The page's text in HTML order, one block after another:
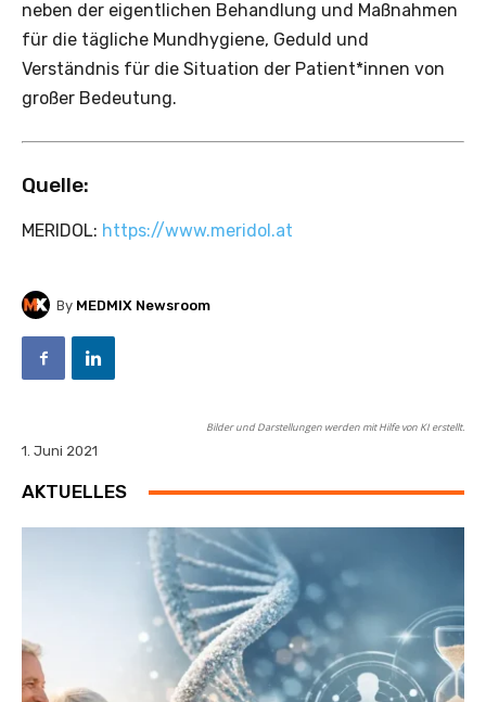
neben der eigentlichen Behandlung und Maßnahmen
für die tägliche Mundhygiene, Geduld und
Verständnis für die Situation der Patient*innen von
großer Bedeutung.
Quelle:
MERIDOL: https://www.meridol.at
By MEDMIX Newsroom
Bilder und Darstellungen werden mit Hilfe von KI erstellt.
1. Juni 2021
AKTUELLES